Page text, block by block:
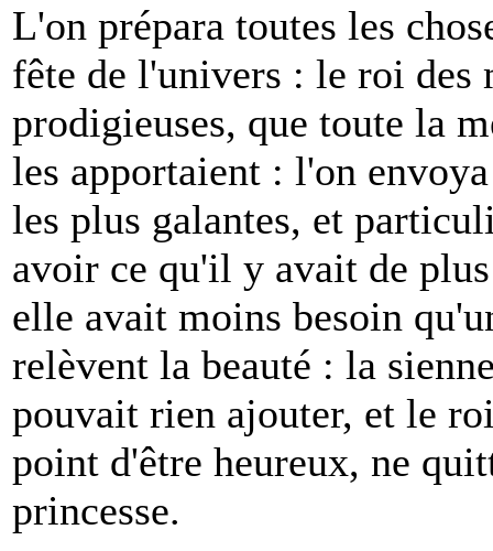
L'on prépara toutes les
fête de l'univers : le roi des
prodigieuses, que toute la
les apportaient : l'on
les plus galantes, et
avoir ce qu'il y avait de
elle avait moins besoin
relèvent la beauté : la
pouvait rien ajouter, et le
point d'être heureux, ne
princesse.